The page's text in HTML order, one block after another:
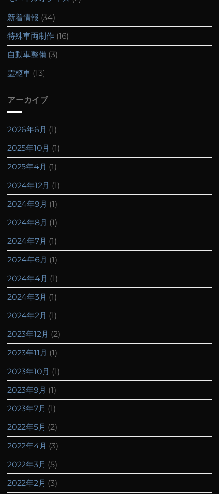
新着情報 (34)
特殊車両制作 (16)
自動車整備 (3)
霊柩車 (13)
アーカイブ
2026年6月 (1)
2025年10月 (1)
2025年4月 (1)
2024年12月 (1)
2024年9月 (1)
2024年8月 (1)
2024年7月 (1)
2024年6月 (1)
2024年4月 (1)
2024年3月 (1)
2024年2月 (1)
2023年12月 (2)
2023年11月 (1)
2023年10月 (1)
2023年9月 (1)
2023年7月 (1)
2022年5月 (2)
2022年4月 (3)
2022年3月 (5)
2022年2月 (3)